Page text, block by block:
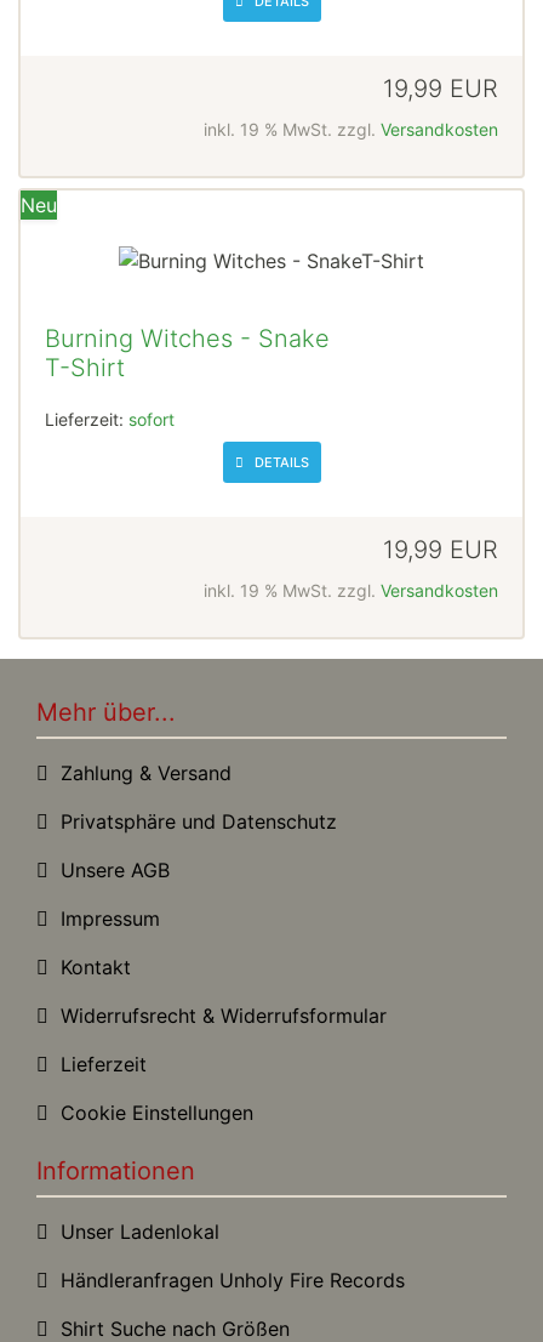
19,99 EUR
inkl. 19 % MwSt. zzgl. Versandkosten
Neu
Burning Witches - Snake
T-Shirt
Lieferzeit: sofort
DETAILS
19,99 EUR
inkl. 19 % MwSt. zzgl. Versandkosten
Mehr über...
Zahlung & Versand
Privatsphäre und Datenschutz
Unsere AGB
Impressum
Kontakt
Widerrufsrecht & Widerrufsformular
Lieferzeit
Cookie Einstellungen
Informationen
Unser Ladenlokal
Händleranfragen Unholy Fire Records
Shirt Suche nach Größen